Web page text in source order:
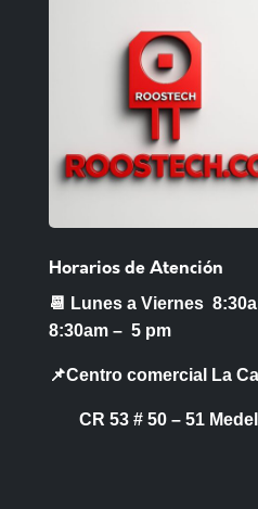
Horarios de Atención
📆 Lunes a Viernes
8:30am – 5 pm
📌Centro comercial La
CR 53 # 50 – 51